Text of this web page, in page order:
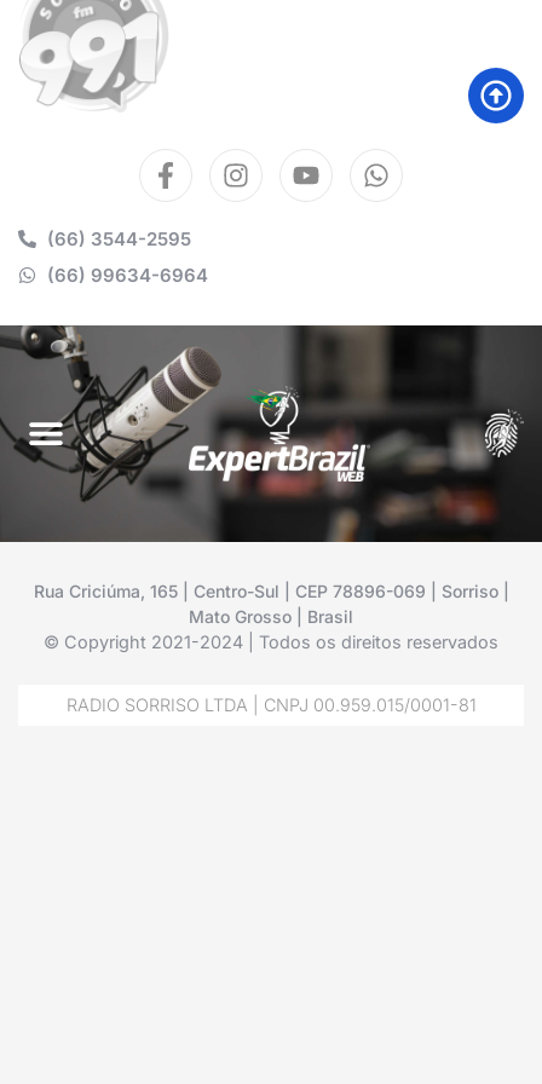
(66) 3544-2595
(66) 99634-6964
Rua Criciúma, 165 | Centro-Sul | CEP 78896-069 | Sorriso |
Mato Grosso | Brasil
© Copyright 2021-2024 | Todos os direitos reservados
RADIO SORRISO LTDA | CNPJ 00.959.015/0001-81